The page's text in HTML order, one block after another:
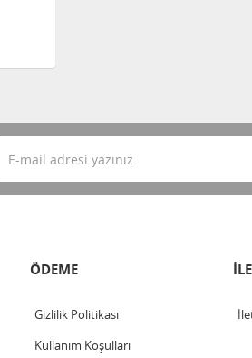
ÖDEME
Gizlilik Politikası
Kullanım Koşulları